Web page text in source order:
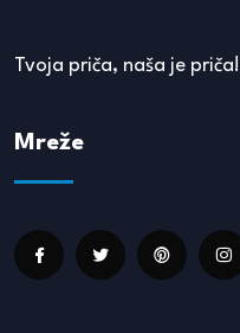
Tvoja priča, naša je priča!
Mreže